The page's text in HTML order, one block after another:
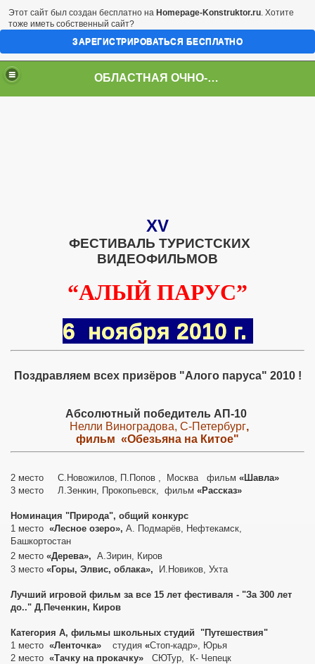
ОБЛАСТНАЯ ОЧНО-ЗАОЧНАЯ ВИДЕОШКОЛА
XV
ФЕСТИВАЛЬ ТУРИСТСКИХ
ВИДЕОФИЛЬМОВ
“АЛЫЙ ПАРУС”
6 ноября 2010 г.
Поздравляем всех призёров "Алого паруса" 2010 !
Абсолютный победитель АП-10
Нелли Виноградова, С-Петербург,
фильм «Обезьяна на Китое"
2 место С.Новожилов, П.Попов , Москва фильм «Шавла»
3 место
Л.Зенкин, Прокопьевск, фильм «Рассказ»
Номинация "Природа", общий конкурс
1 место «Лесное озеро», А. Подмарёв, Нефтекамск,
Башкортостан
2 место «Дерева», А.Зирин, Киров
3 место «Горы, Элвис, облака», И.Новиков, Ухта
Лучший игровой фильм за все 15 лет фестиваля - "За 300 лет
до.." Д.Печенкин, Киров
Категория А, фильмы школьных студий "Путешествия"
1 место «Ленточка» студия «Стоп-кадр», Юрья
2 место «Тачку на прокачку» СЮТур,
К- Чепецк
и монтажу
года
Этот сайт был создан бесплатно на Homepage-Konstruktor.ru. Хотите
тоже иметь собственный сайт?
ЗАРЕГИСТРИРОВАТЬСЯ БЕСПЛАТНО